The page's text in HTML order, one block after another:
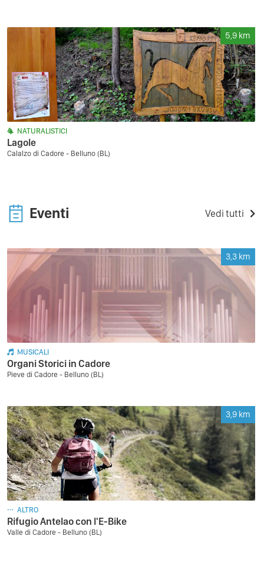
5,9 km
NATURALISTICI
Lagole
Calalzo di Cadore - Belluno (BL)
Eventi Vedi tutti
3,3 km
MUSICALI
Organi Storici in Cadore
Pieve di Cadore - Belluno (BL)
3,9 km
ALTRO
Rifugio Antelao con l'E-Bike
Valle di Cadore - Belluno (BL)